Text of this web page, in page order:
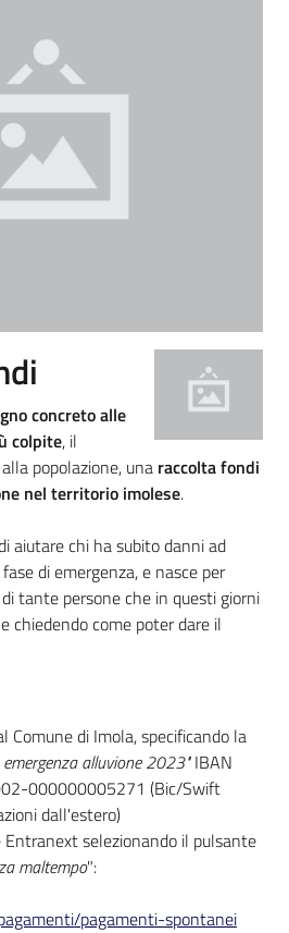
concreto alle
colpite, il
popolazione, una raccolta fondi
nel territorio imolese.
aiutare chi ha subito danni ad
di emergenza, e nasce per
tante persone che in questi giorni
chiedendo come poter dare il
Comune di Imola, specificando la
alluvione 2023"IBAN
000000005271 (Bic/Swift
dall'estero)
Entranext selezionando il pulsante
maltempo":
pagamenti-spontanei